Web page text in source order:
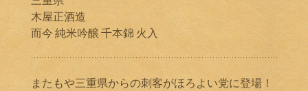
木屋正酒造
而今 純米吟醸 千本錦 火入
またもや三重県からの刺客がほろよい党に登場！